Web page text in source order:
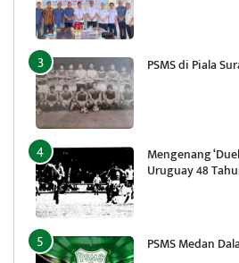
PSMS di Piala
Mengenang
Uruguay 48
PSMS Medan